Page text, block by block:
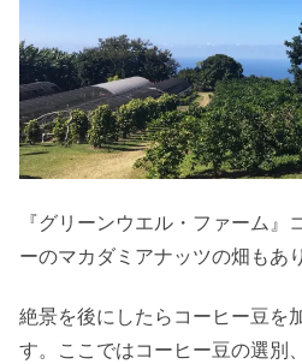
『グリーンウエル・ファーム
ーのマカダミアナッツの畑もあ
絶景を後にしたらコーヒー豆を
す。ここではコーヒー豆の選別